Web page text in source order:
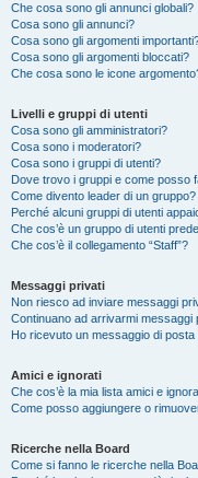
Che cosa sono gli annunci globali?
Cosa sono gli annunci?
Cosa sono gli argomenti
Cosa sono gli argomenti bloccati?
Che cosa sono le icone
Livelli e gruppi di utenti
Cosa sono gli amministratori?
Cosa sono i moderatori?
Cosa sono i gruppi di utenti?
Dove trovo i gruppi e come posso
Come divento leader di un gruppo?
Perché alcuni gruppi di utenti
Che cos’è un gruppo di utenti
Che cos’è il collegamento “Staff”?
Messaggi privati
Non riesco ad inviare messaggi
Continuano ad arrivarmi messaggi
Ho ricevuto un messaggio di
Amici e ignorati
Che cos’è la mia lista amici e
Come posso aggiungere o
Ricerche nella Board
Come si fanno le ricerche nella